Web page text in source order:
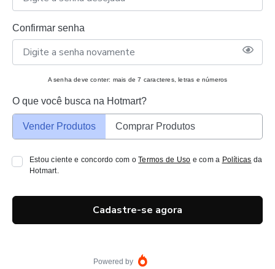
Confirmar senha
A senha deve conter: mais de 7 caracteres, letras e números
O que você busca na Hotmart?
Vender Produtos Comprar Produtos
Estou ciente e concordo com oTermos de Uso e com a Políticas da
Hotmart.
Cadastre-se agora
Powered by